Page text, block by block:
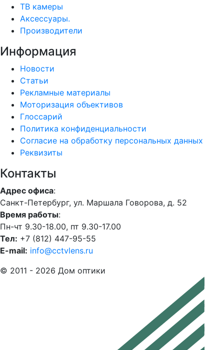
ТВ камеры
Аксессуары.
Производители
Информация
Новости
Статьи
Рекламные материалы
Моторизация объективов
Глоссарий
Политика конфиденциальности
Согласие на обработку персональных данных
Реквизиты
Контакты
Адрес офиса:
Санкт-Петербург, ул. Маршала Говорова, д. 52
Время работы:
Пн-чт 9.30-18.00, пт 9.30-17.00
Тел: +7 (812) 447-95-55
E-mail: info@cctvlens.ru
© 2011 - 2026 Дом оптики